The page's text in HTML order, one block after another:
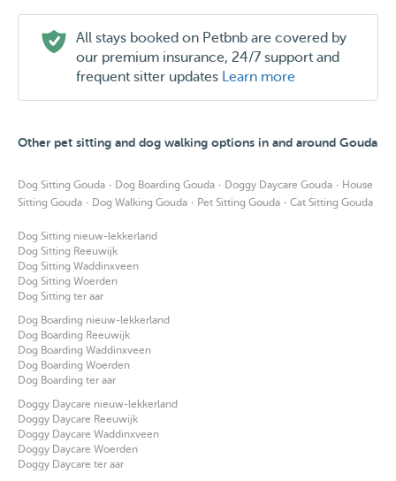
Walking, cuddling, cleaning the cages or bins, changing
the water, I give food, fresh water and I clean the litter
box. And walking the dog or cleaning the cages of the
for you animals by cuddling games or just being present.
feel free to contact if you have any questions
I'm coming to Gouda now, wandixveen Gouderak
More questions feel free to send a message
All stays booked on Petbnb are covered by
our premium insurance, 24/7 support and
frequent sitter updates Learn more
Other pet sitting and dog walking options in and around Gouda
Dog Sitting Gouda · Dog Boarding Gouda · Doggy Daycare Gouda · House
Sitting Gouda · Dog Walking Gouda · Pet Sitting Gouda · Cat Sitting Gouda
Dog Sitting nieuw-lekkerland
Dog Sitting Reeuwijk
Dog Sitting Waddinxveen
Dog Sitting Woerden
Dog Sitting ter aar
Dog Boarding nieuw-lekkerland
Dog Boarding Reeuwijk
Dog Boarding Waddinxveen
Dog Boarding Woerden
Dog Boarding ter aar
Doggy Daycare nieuw-lekkerland
Doggy Daycare Reeuwijk
Doggy Daycare Waddinxveen
Doggy Daycare Woerden
Doggy Daycare ter aar